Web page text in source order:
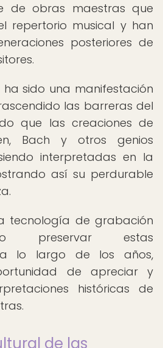
de obras maestras que
repertorio musical y han
posteriores de
sido una manifestación
las barreras del
que las creaciones de
Bach y otros genios
interpretadas en la
así su perdurable
tecnología de grabación
preservar estas
a lo largo de los años,
de apreciar y
históricas de
de las